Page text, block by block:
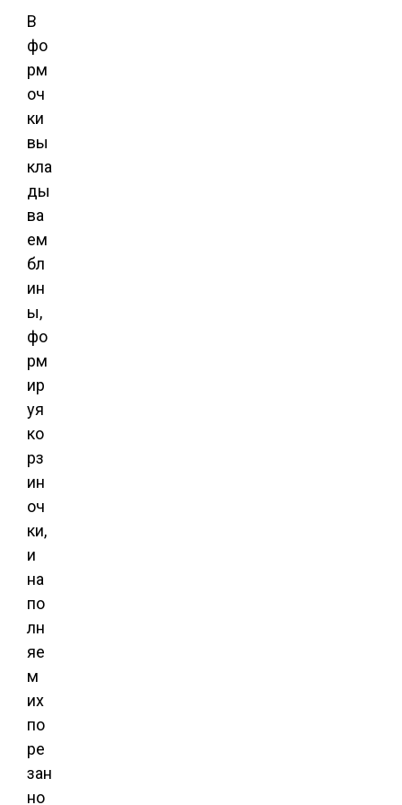
В
фо
рм
оч
ки
вы
кла
ды
ва
ем
бл
ин
ы,
фо
рм
ир
уя
ко
рз
ин
оч
ки,
и
на
по
лн
яе
м
их
по
ре
зан
но